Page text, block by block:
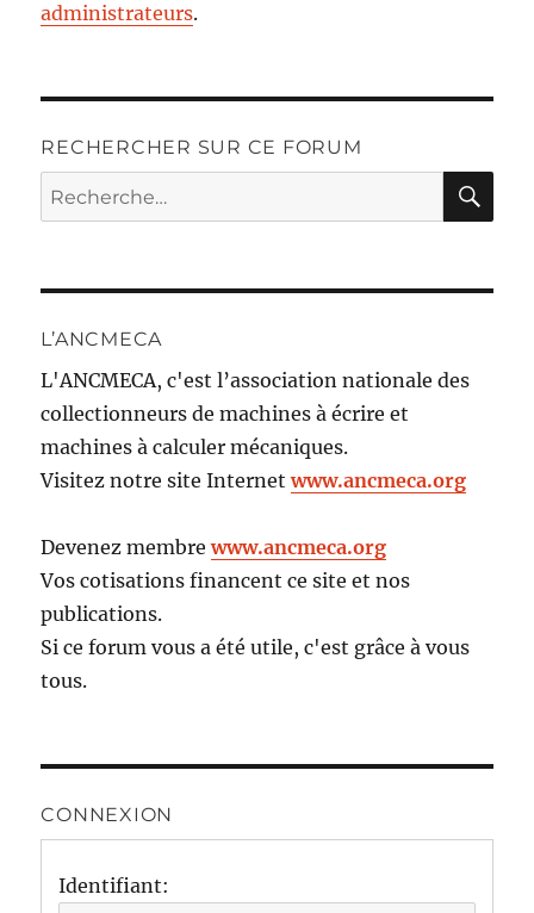
administrateurs.
RECHERCHER SUR CE FORUM
Recherche
pour :
L’ANCMECA
L'ANCMECA, c'est l’association nationale des
collectionneurs de machines à écrire et
machines à calculer mécaniques.
Visitez notre site Internetwww.ancmeca.org
Devenez membrewww.ancmeca.org
Vos cotisations financent ce site et nos
publications.
Si ce forum vous a été utile, c'est grâce à vous
tous.
CONNEXION
Identifiant: